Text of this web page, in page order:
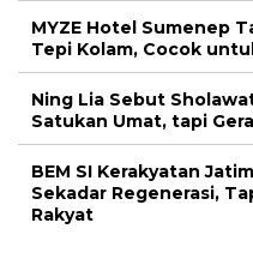
MYZE Hotel Sumenep
Tepi Kolam, Cocok
Ning Lia Sebut
Satukan Umat, tapi
BEM SI Kerakyatan
Sekadar Regenerasi,
Rakyat